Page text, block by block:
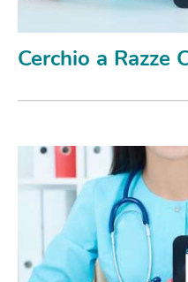
Cerchio a Razze